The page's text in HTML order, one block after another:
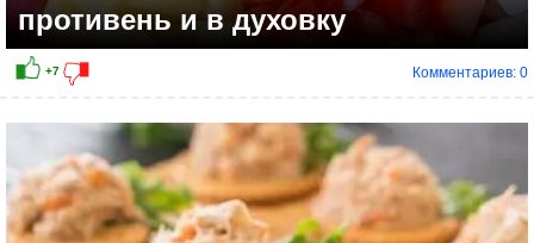
+2
противень и в духовку
Комментариев: 0